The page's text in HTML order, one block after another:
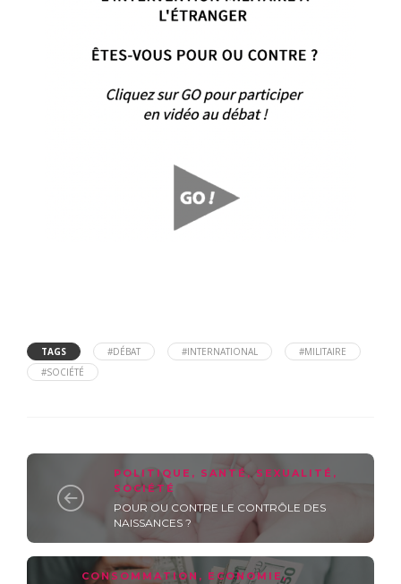
TAGS #DÉBAT #INTERNATIONAL
#MILITAIRE
#SOCIÉTÉ
POLITIQUE , SANTÉ , SEXUALITÉ ,
SOCIÉTÉ
POUR OU CONTRE LE CONTRÔLE DES
NAISSANCES ?
CONSOMMATION , ECONOMIE,